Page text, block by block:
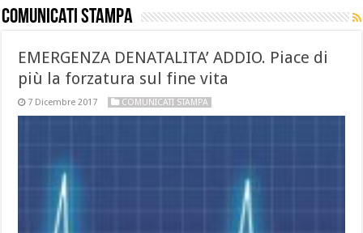
Comunicati Stampa
EMERGENZA DENATALITA’ ADDIO. Piace di
più la forzatura sul fine vita
7 Dicembre 2017 COMUNICATI STAMPA